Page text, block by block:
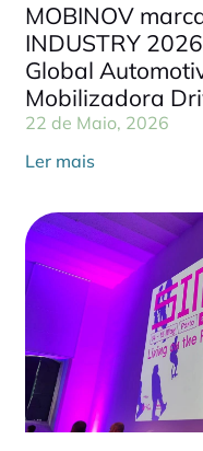
MOBINOV
INDUSTRY
Global
Mobilizadora
22 de Maio, 2026
Ler mais